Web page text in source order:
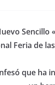
Sencillo
Feria de
que ha